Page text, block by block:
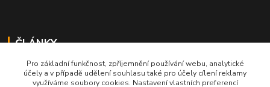
ČLÁNKY
Profi lepidlo na boty a kůži
Pro základní funkčnost, zpříjemnění používání webu, analytické
účely a v případě udělení souhlasu také pro účely cílení reklamy
využíváme soubory cookies. Nastavení vlastních preferencí